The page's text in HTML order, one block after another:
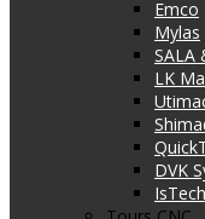
Emco
Mylas
SALA
LK
DVK
IsTech